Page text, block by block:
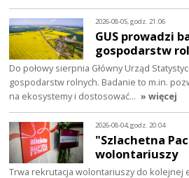
2026-08-05, godz. 21:06
GUS prowadzi
gospodarstw
Do połowy sierpnia Główny Urząd
gospodarstw rolnych. Badanie to m.in.
na ekosystemy i dostosować… » więcej
2026-08-04, godz. 20:04
"Szlachetna
wolontariuszy
Trwa rekrutacja wolontariuszy do kolejnej